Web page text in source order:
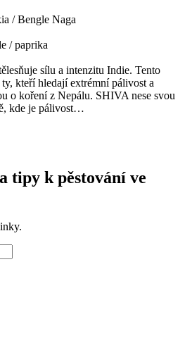
/ Bengle Naga
/ paprika
sílu a intenzitu Indie. Tento
kteří hledají extrémní pálivost a
o koření z Nepálu. SHIVA nese svou
kde je pálivost…
tipy k pěstování ve